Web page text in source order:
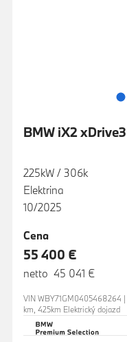
BMW iX2
225kW / 306k
Elektrina
10/2025
Cena
55 400 €
netto 45 041 €
VIN WBY71GM0405468264 |
km, 425km Elektrický dojazd